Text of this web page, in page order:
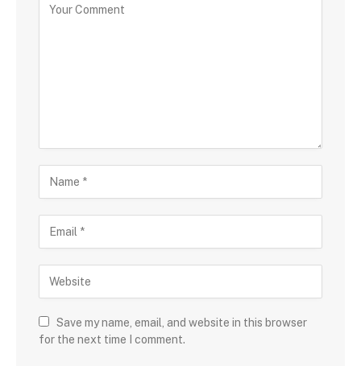
Save my name, email, and website in this browser
for the next time I comment.